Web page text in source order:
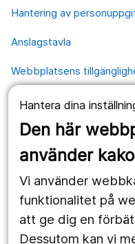
Hantera dina
Den här
använder
Vi använder
funktionalitet på
att ge dig en
Dessutom kan vi
Hantering av
Anslagstavla
Webbplatsens
Våra webbplatser
1177.se
Vårdgivare